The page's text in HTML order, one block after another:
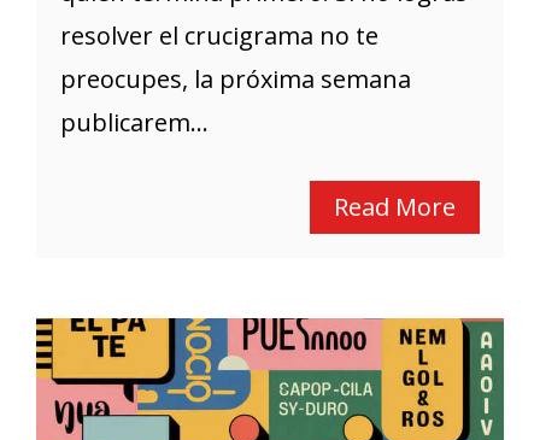
resolver el crucigrama no te
preocupes, la próxima semana
publicarem...
Read More